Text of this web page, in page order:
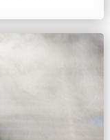
не случайно
Надо
им...